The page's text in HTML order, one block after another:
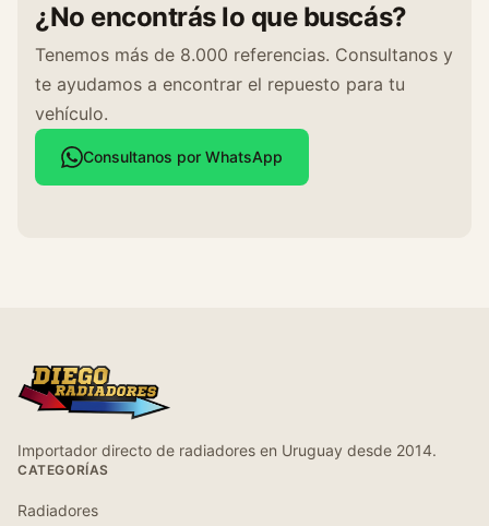
¿No encontrás lo que buscás?
Tenemos más de 8.000 referencias. Consultanos y
te ayudamos a encontrar el repuesto para tu
vehículo.
Consultanos por WhatsApp
Importador directo de radiadores en Uruguay desde 2014.
CATEGORÍAS
Radiadores